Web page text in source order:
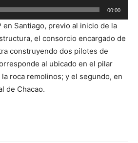
00:00
en Santiago, previo al inicio de la
el consorcio encargado de
construyendo dos pilotes de
al ubicado en el pilar
roca remolinos; y el segundo, en
de Chacao.